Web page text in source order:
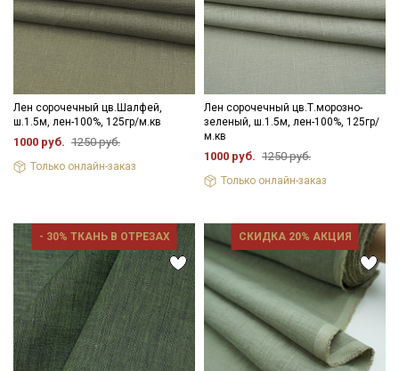
Лен сорочечный цв.Шалфей,
ш.1.5м, лен-100%, 125гр/м.кв
1000 руб. 1250 руб.
Только онлайн-заказ
Лен сорочечный цв.Т.морозно-
зеленый, ш.1.5м, лен-100%, 125гр/
м.кв
1000 руб. 1250 руб.
Только онлайн-заказ
- 30% ТКАНЬ В ОТРЕЗАХ СКИДКА 20% АКЦИЯ